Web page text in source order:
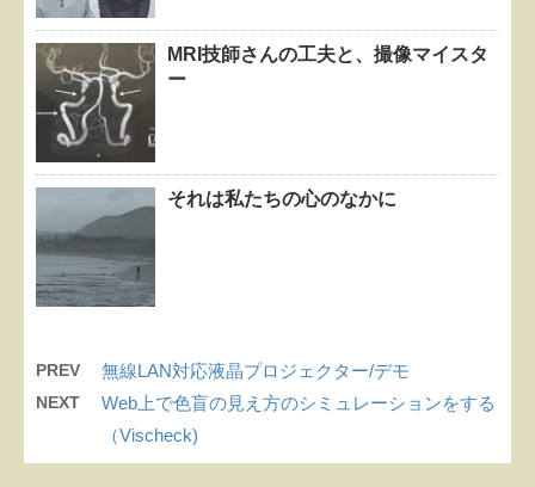
MRI技師さんの工夫と、撮像マイスタ
ー
それは私たちの心のなかに
PREV 無線LAN対応液晶プロジェクター/デモ
NEXT
Web上で色盲の見え方のシミュレーションをする
（Vischeck)